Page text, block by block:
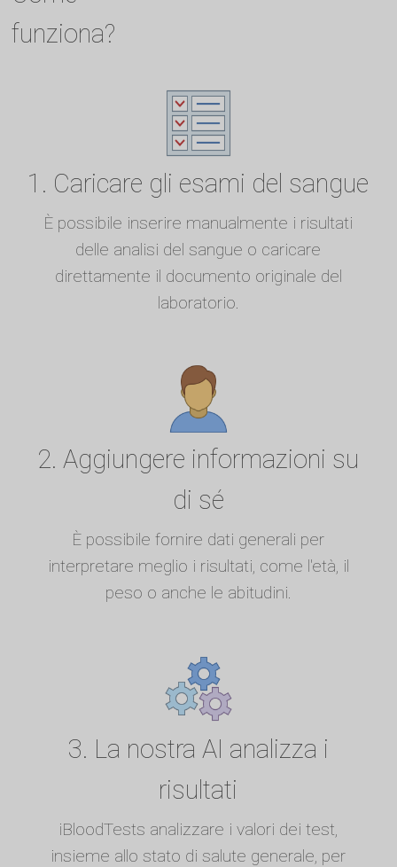
funziona?
1. Caricare gli esami del sangue
È possibile inserire manualmente i risultati
delle analisi del sangue o caricare
direttamente il documento originale del
laboratorio.
2. Aggiungere informazioni su
di sé
È possibile fornire dati generali per
interpretare meglio i risultati, come l'età, il
peso o anche le abitudini.
3. La nostra AI analizza i
risultati
iBloodTests analizzare i valori dei test,
insieme allo stato di salute generale, per